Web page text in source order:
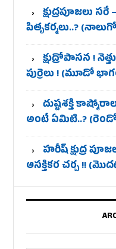
క్షుద్రపూజలు
పితృకర్మలు..?
క్షుద్రోపాసన !
పుర్రెలు ! (మూడో
దుష్టశక్తి
అంటే ఏమిటి..?
హరీష్ క్షుద్ర
ఆసక్తికర చర్చ !!